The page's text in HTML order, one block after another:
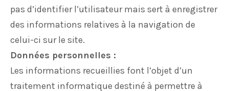
pas d’identifier l’utilisateur mais sert à enregistrer
des informations relatives à la navigation de
celui-ci sur le site.
Données personnelles :
Les informations recueillies font l’objet d’un
traitement informatique destiné à permettre à